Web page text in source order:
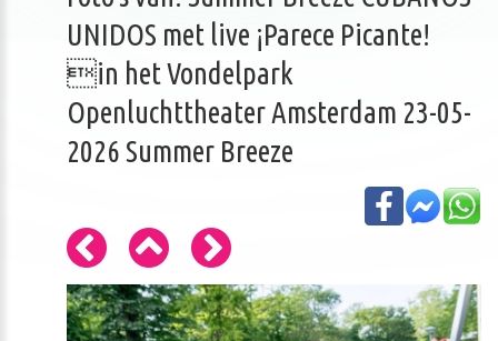
UNIDOS met live ¡Parece Picante!
in het Vondelpark
Openluchttheater Amsterdam 23-05-
2026 Summer Breeze